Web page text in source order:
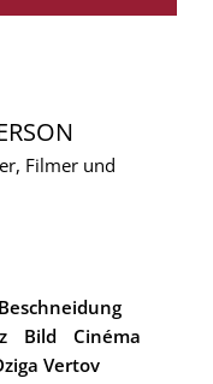
Filmer und
Beschneidung
Bild
Cinéma
Vertov